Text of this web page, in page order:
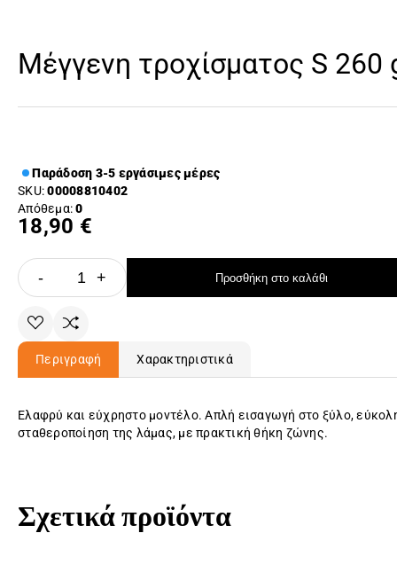
Μέγγενη τροχίσματος S 260
Παράδοση 3-5 εργάσιμες μέρες
SKU:00008810402
Απόθεμα:0
18,90 €
- + Προσθήκη στο καλάθι
Περιγραφή Χαρακτηριστικά
Ελαφρύ και εύχρηστο μοντέλο. Απλή εισαγωγή στο ξύλο,
σταθεροποίηση της λάμας, με πρακτική θήκη ζώνης.
Σχετικά προϊόντα